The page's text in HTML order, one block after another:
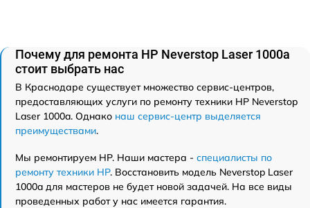
Почему для ремонта HP Neverstop Laser 1000a
стоит выбрать нас
В Краснодаре существует множество сервис-центров,
предоставляющих услуги по ремонту техники HP Neverstop
Laser 1000a. Однако наш сервис-центр выделяется
преимуществами.
Мы ремонтируем HP. Наши мастера - специалисты по
ремонту техники HP. Восстановить модель Neverstop Laser
1000a для мастеров не будет новой задачей. На все виды
проведенных работ у нас имеется гарантия.